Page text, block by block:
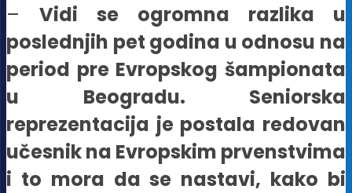
– Vidi se ogromna razlika u
poslednjih pet godina u odnosu na
period pre Evropskog šampionata
u Beogradu. Seniorska
reprezentacija je postala redovan
učesnik na Evropskim prvenstvima
i to mora da se nastavi, kako bi